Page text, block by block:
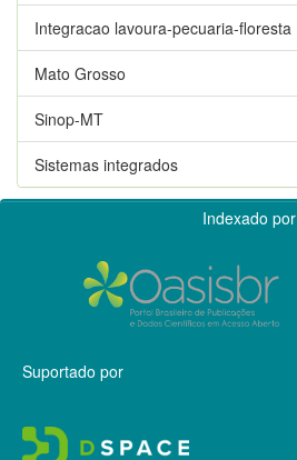
Integracao lavoura-pecuaria-floresta
Mato Grosso
Sinop-MT
Sistemas integrados
Indexado por
Suportado por